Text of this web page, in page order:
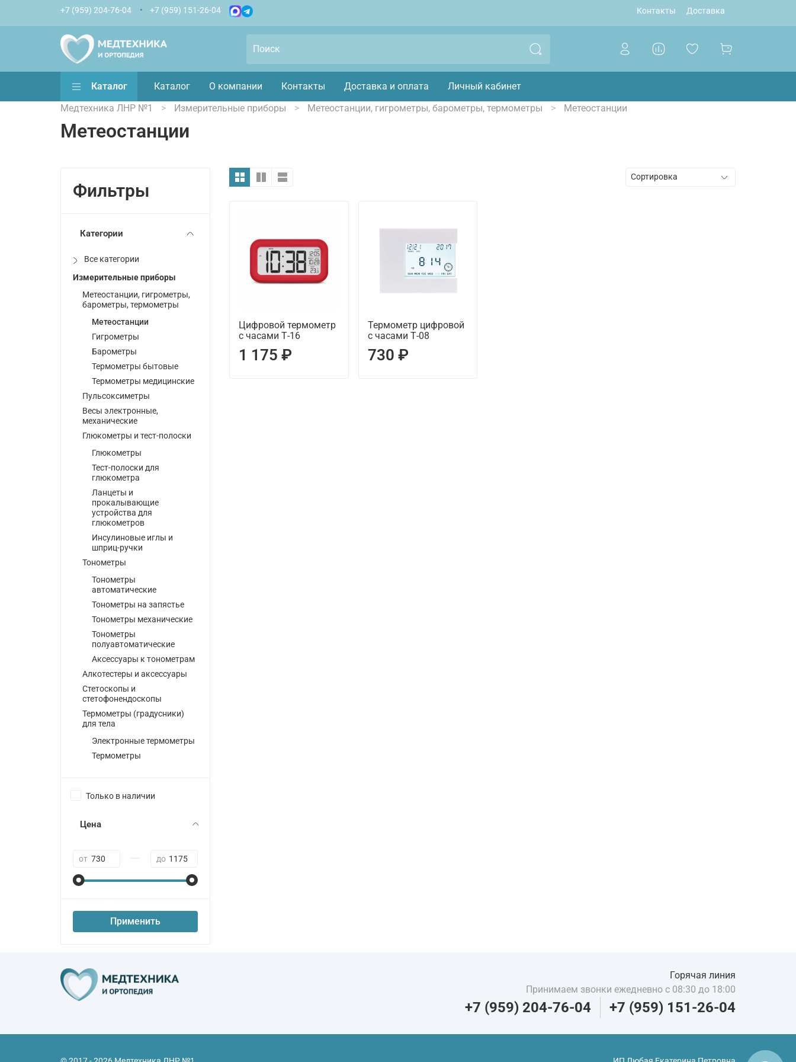
Контакты Доставка
+7 (959) 204-76-04 +7 (959) 151-26-04
Каталог Каталог О компании Контакты Доставка и оплата
Личный кабинет
Медтехника ЛНР №1
Измерительные приборы Метеостанции, гигрометры, барометры, термометры Метеостанции
Метеостанции
Цифровой термометр
с часами Т-16
1 175 ₽
Термометр цифровой
с часами Т-08
730 ₽
Фильтры
Категории
Все категории
Измерительные приборы
Метеостанции, гигрометры,
барометры, термометры
Метеостанции
Гигрометры
Барометры
Термометры бытовые
Термометры медицинские
Пульсоксиметры
Весы электронные,
механические
Глюкометры и тест-полоски
Глюкометры
Тест-полоски для
глюкометра
Ланцеты и
прокалывающие
устройства для
глюкометров
Инсулиновые иглы и
шприц-ручки
Тонометры
Тонометры
автоматические
Тонометры на запястье
Тонометры механические
Тонометры
полуавтоматические
Аксессуары к тонометрам
Алкотестеры и аксессуары
Стетоскопы и
стетофонендоскопы
Термометры (градусники)
для тела
Электронные термометры
Термометры
Только в наличии
Цена
от до
Применить
Горячая линия
Принимаем звонки ежедневно с 08:30 до 18:00
+7 (959) 204-76-04 +7 (959) 151-26-04